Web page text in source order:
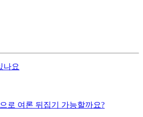
나요
로 여론 뒤집기 가능할까요?